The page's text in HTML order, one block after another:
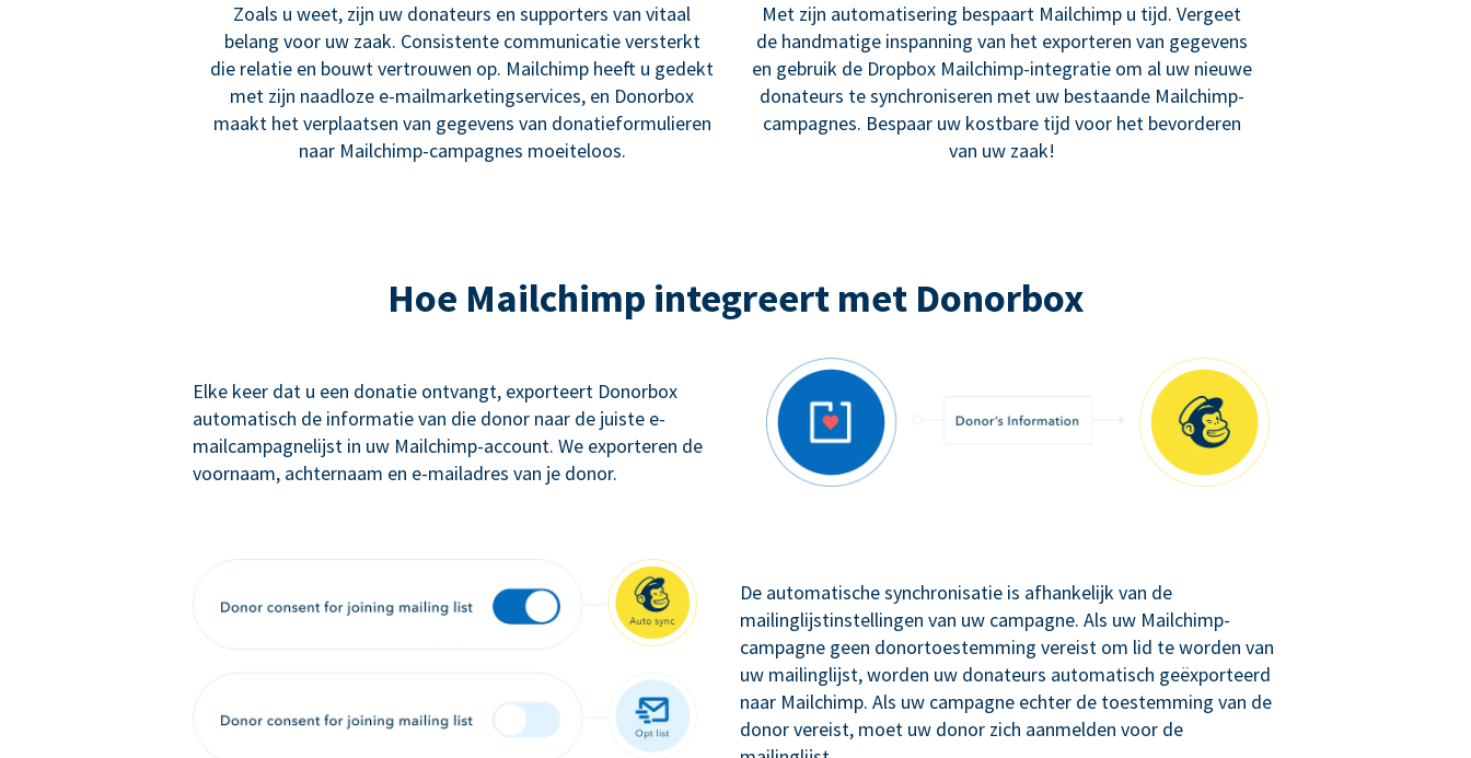
Zoals u weet, zijn uw donateurs en supporters van vitaal
belang voor uw zaak. Consistente communicatie versterkt
die relatie en bouwt vertrouwen op. Mailchimp heeft u gedekt
met zijn naadloze e-mailmarketingservices, en Donorbox
maakt het verplaatsen van gegevens van donatieformulieren
naar Mailchimp-campagnes moeiteloos.
Met zijn automatisering bespaart Mailchimp u tijd. Vergeet
de handmatige inspanning van het exporteren van gegevens
en gebruik de Dropbox Mailchimp-integratie om al uw nieuwe
donateurs te synchroniseren met uw bestaande Mailchimp-
campagnes. Bespaar uw kostbare tijd voor het bevorderen
van uw zaak!
Hoe Mailchimp integreert met Donorbox
Elke keer dat u een donatie ontvangt, exporteert Donorbox
automatisch de informatie van die donor naar de juiste e-
mailcampagnelijst in uw Mailchimp-account. We exporteren de
voornaam, achternaam en e-mailadres van je donor.
De automatische synchronisatie is afhankelijk van de
mailinglijstinstellingen van uw campagne. Als uw Mailchimp-
campagne geen donortoestemming vereist om lid te worden van
uw mailinglijst, worden uw donateurs automatisch geëxporteerd
naar Mailchimp. Als uw campagne echter de toestemming van de
donor vereist, moet uw donor zich aanmelden voor de